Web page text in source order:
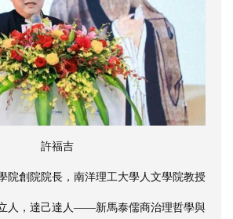
許福吉
院創院院長，南洋理工大學人文學院教授
人，達己達人——新馬泰儒商治理哲學與